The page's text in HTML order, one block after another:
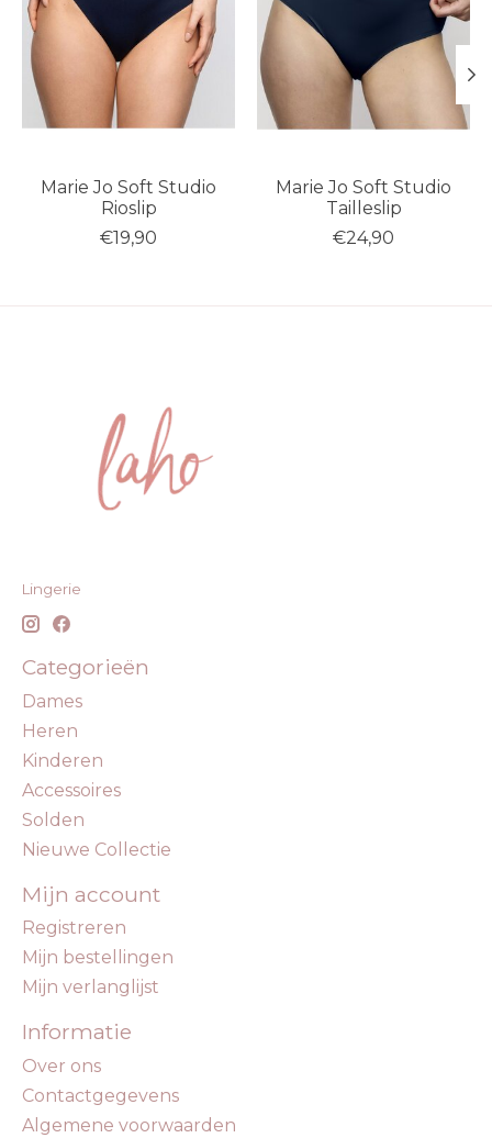
Marie Jo Soft Studio
Rioslip
€19,90
Marie Jo Soft Studio
Tailleslip
€24,90
Lingerie
Categorieën
Dames
Heren
Kinderen
Accessoires
Solden
Nieuwe Collectie
Mijn account
Registreren
Mijn bestellingen
Mijn verlanglijst
Informatie
Over ons
Contactgegevens
Algemene voorwaarden